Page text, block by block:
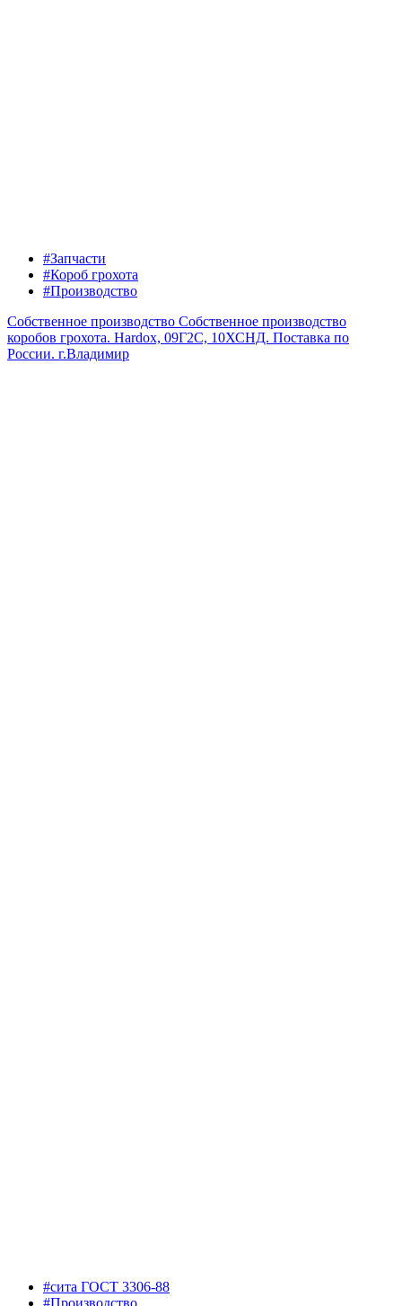
#Запчасти
#Короб грохота
#Производство
Собственное производство Собственное производство
коробов грохота. Hardox, 09Г2С, 10ХСНД. Поставка по
России. г.Владимир
#сита ГОСТ 3306-88
#Производство